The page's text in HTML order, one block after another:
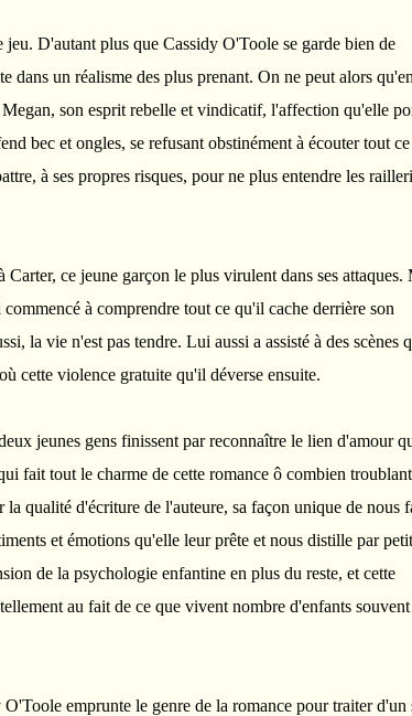
jeu. D'autant plus que Cassidy O'Toole se garde bien de
dans un réalisme des plus prenant. On ne peut alors
son esprit rebelle et vindicatif, l'affection qu'elle
bec et ongles, se refusant obstinément à écouter tout ce
à ses propres risques, pour ne plus entendre les
ce jeune garçon le plus virulent dans ses attaques.
à comprendre tout ce qu'il cache derrière son
la vie n'est pas tendre. Lui aussi a assisté à des scènes
cette violence gratuite qu'il déverse ensuite.
jeunes gens finissent par reconnaître le lien d'amour
fait tout le charme de cette romance ô combien
la qualité d'écriture de l'auteure, sa façon unique de nous
et émotions qu'elle leur prête et nous distille par
de la psychologie enfantine en plus du reste, et cette
au fait de ce que vivent nombre d'enfants souvent
emprunte le genre de la romance pour traiter d'un